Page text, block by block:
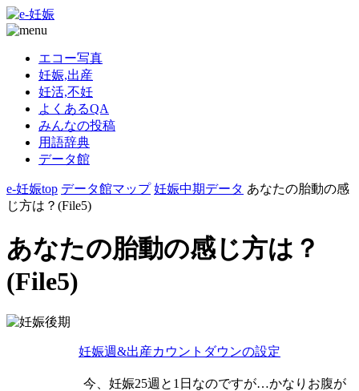
エコー写真
妊娠,出産
妊活,不妊
よくあるQA
みんなの投稿
用語辞典
データ館
e-妊娠top データ館マップ 妊娠中期データ あなたの胎動の感
じ方は？(File5)
あなたの胎動の感じ方は？
(File5)
妊娠週&出産カウントダウンの設定
今、妊娠25週と1日なのですが…かなりお腹が